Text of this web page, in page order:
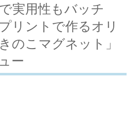
実用性もバッチ
リントで作るオリ
のこマグネット」
ー